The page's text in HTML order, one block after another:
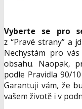
Vyberte se pro
z “Pravé strany” a
Nechystám pro
obsahu. Naopak,
podle Pravidla 90/
Garantuji vám, že
vašem životě i v